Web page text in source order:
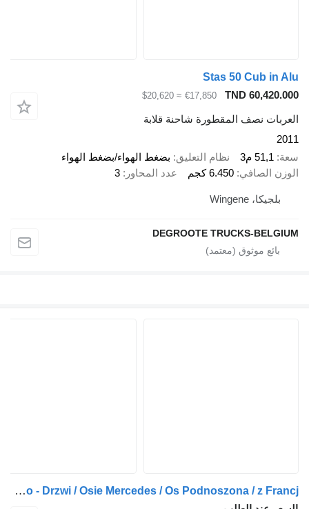
Stas 50 Cub in Alu
TND 60,420.000
€17,850
≈ $20,620
العربات نصف المقطورة شاحنة قلابة
2011
سعة 51,1 م3 نظام التعليق بضغط الهواء/بضغط الهواء
الوزن الصافي 6.450 كجم عدد المحاور 3
بلجيكا، Wingene
DEGROOTE TRUCKS-BELGIUM
Stas 52m3 / Klapo - Drzwi / Osie Mercedes / Os Podnoszona / z Francj